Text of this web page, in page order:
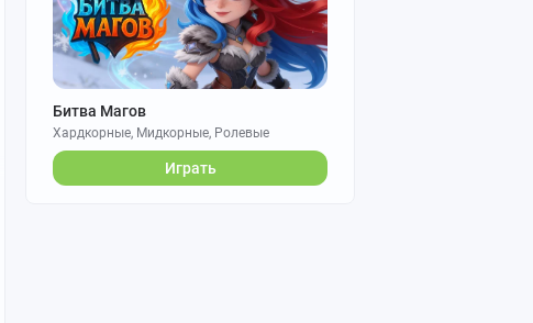
Битва Магов
Хардкорные, Мидкорные, Ролевые
Играть